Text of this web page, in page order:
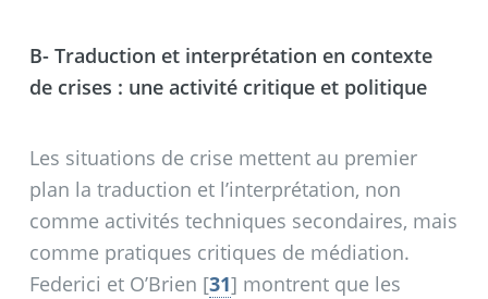
B- Traduction et interprétation en contexte
de crises : une activité critique et politique
Les situations de crise mettent au premier
plan la traduction et l’interprétation, non
comme activités techniques secondaires, mais
comme pratiques critiques de médiation.
Federici et O’Brien [31] montrent que les